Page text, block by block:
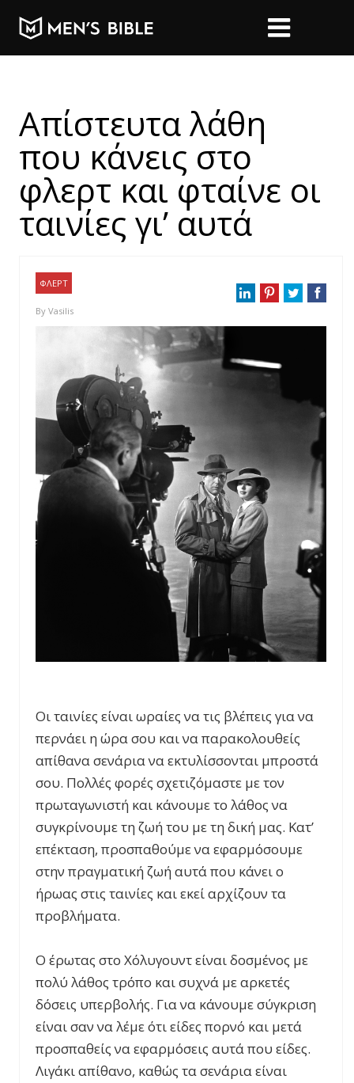
Απίστευτα λάθη
που κάνεις στο
φλερτ και φταίνε οι
ταινίες γι’ αυτά
ΦΛΕΡΤ
By Vasilis
Οι ταινίες είναι ωραίες να τις βλέπεις για να
περνάει η ώρα σου και να παρακολουθείς
απίθανα σενάρια να εκτυλίσσονται μπροστά
σου. Πολλές φορές σχετιζόμαστε με τον
πρωταγωνιστή και κάνουμε το λάθος να
συγκρίνουμε τη ζωή του με τη δική μας. Κατ’
επέκταση, προσπαθούμε να εφαρμόσουμε
στην πραγματική ζωή αυτά που κάνει ο
ήρωας στις ταινίες και εκεί αρχίζουν τα
προβλήματα.
Ο έρωτας στο Χόλυγουντ είναι δοσμένος με
πολύ λάθος τρόπο και συχνά με αρκετές
δόσεις υπερβολής. Για να κάνουμε σύγκριση
είναι σαν να λέμε ότι είδες πορνό και μετά
προσπαθείς να εφαρμόσεις αυτά που είδες.
Λιγάκι απίθανο, καθώς τα σενάρια είναι